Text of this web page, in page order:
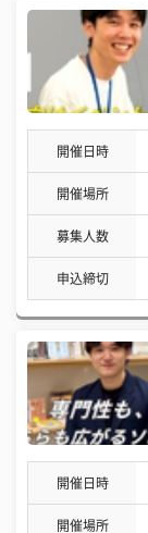
開催日時
開催場所
募集人数
申込締切
開催日時
開催場所